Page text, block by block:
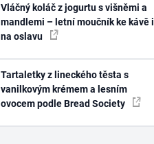
Vláčný koláč z jogurtu s višněmi a
mandlemi – letní moučník ke kávě i
na oslavu
Tartaletky z lineckého těsta s
vanilkovým krémem a lesním
ovocem podle Bread Society